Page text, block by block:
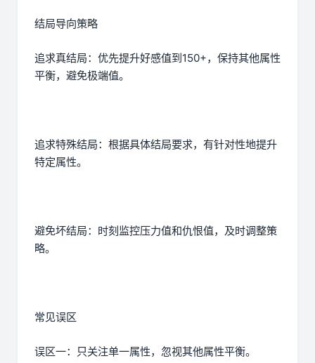
结局导向策略
追求真结局：优先提升好感值到150+，保持其他属性
平衡，避免极端值。
追求特殊结局：根据具体结局要求，有针对性地提升
特定属性。
避免坏结局：时刻监控压力值和仇恨值，及时调整策
略。
常见误区
误区一：只关注单一属性，忽视其他属性平衡。